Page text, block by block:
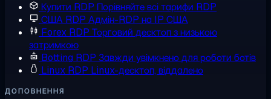
Купити RDP Порівняйте всі тарифи RDP
США RDP Адмін-RDP на IP США
Forex RDP Торговий десктоп з низькою
затримкою
Botting RDP Завжди увімкнено для роботи ботів
Linux RDP Linux-десктоп, віддалено
ДОПОВНЕННЯ